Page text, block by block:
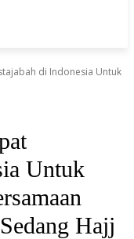
di Indonesia Untuk
Untuk
Hajj